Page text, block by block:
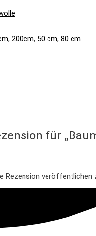
, 200cm, 50 cm, 80 cm
für
Rezension veröffentlichen